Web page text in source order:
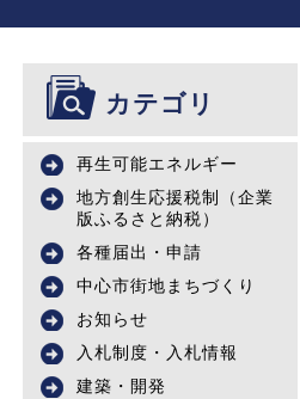
カテゴリ
再生可能エネルギー
地方創生応援税制（企業
版ふるさと納税）
各種届出・申請
中心市街地まちづくり
お知らせ
入札制度・入札情報
建築・開発